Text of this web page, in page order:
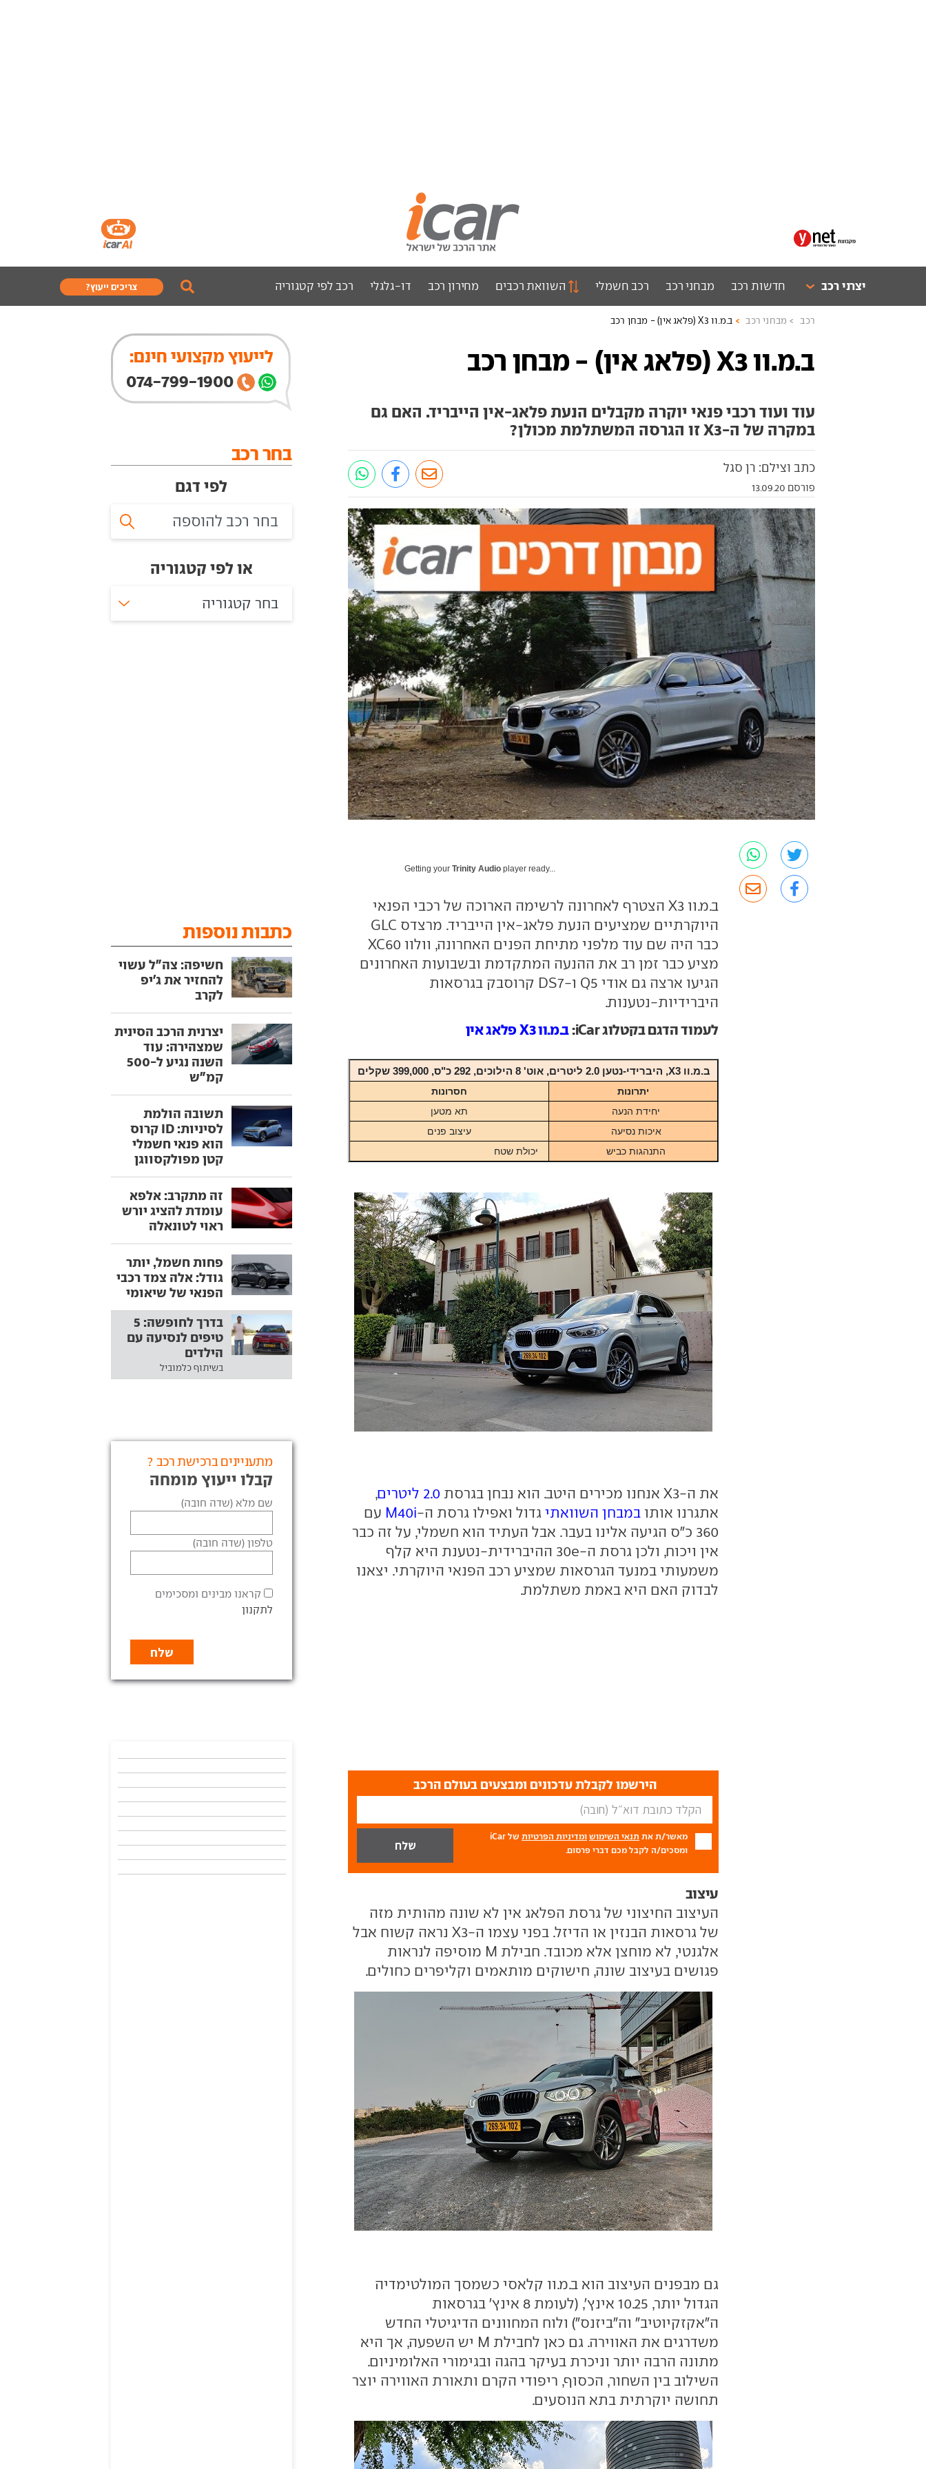
יצרני רכב חדשות רכב מבחני רכב רכב חשמלי השוואת רכבים מחירון רכב דו-גלגלי רכב לפי קטגוריה צריכים ייעוץ?
רכב מבחני רכב ב.מ.וו X3 (פלאג אין) - מבחן רכב
ב.מ.וו X3 (פלאג אין) - מבחן רכב
עוד ועוד רכבי פנאי יוקרה מקבלים הנעת פלאג-אין הייבריד. האם גם
במקרה של ה-X3 זו הגרסה המשתלמת מכולן?
כתב וצילם: רן סגל
פורסם 13.09.20
Getting yourTrinity Audio player ready...
ב.מ.וו X3 הצטרף לאחרונה לרשימה הארוכה של רכבי הפנאי
היוקרתיים שמציעים הנעת פלאג-אין הייבריד. מרצדס GLC
כבר היה שם עוד מלפני מתיחת הפנים האחרונה, וולוו XC60
מציע כבר זמן רב את ההנעה המתקדמת ובשבועות האחרונים
הגיעו ארצה גם אודי Q5 ו-DS7 קרוסבק בגרסאות
היברידיות-נטענות.
לעמוד הדגם בקטלוג iCar: ב.מ.וו X3 פלאג אין
ב.מ.וו X3, היברידי-נטען 2.0 ליטרים, אוט' 8 הילוכים, 292 כ"ס, 399,000 שקלים
יתרונות
חסרונות
יחידת הנעה
תא מטען
איכות נסיעה
עיצוב פנים
התנהגות כביש
יכולת שטח
את ה-X3 אנחנו מכירים היטב. הוא נבחן בגרסת 2.0 ליטרים
,
אתגרנו אותו במבחן השוואתי גדול ואפילו גרסת ה-M40i עם
360 כ"ס הגיעה אלינו בעבר. אבל העתיד הוא חשמלי, על זה כבר
אין ויכוח, ולכן גרסת ה-30e ההיברידית-נטענת היא קלף
משמעותי במנעד הגרסאות שמציע רכב הפנאי היוקרתי. יצאנו
לבדוק האם היא באמת משתלמת.
הירשמו לקבלת עדכונים ומבצעים בעולם הרכב
מאשר/ת את תנאי השימוש ומדיניות הפרטיות
של iCar
ומסכים/ה לקבל מכם דברי פרסום.
עיצוב
העיצוב החיצוני של גרסת הפלאג אין לא שונה מהותית מזה
של גרסאות הבנזין או הדיזל. בפני עצמו ה-X3 נראה קשוח אבל
אלגנטי, לא מוחצן אלא מכובד. חבילת M מוסיפה לנראות
פגושים בעיצוב שונה, חישוקים מותאמים וקליפרים כחולים.
גם מבפנים העיצוב הוא ב.מ.וו קלאסי כשמסך המולטימדיה
הגדול יותר, 10.25 אינץ', (לעומת 8 אינץ' בגרסאות
ה"אקזקיוטיב" וה"ביזנס") ולוח המחוונים הדיגיטלי החדש
משדרגים את האווירה. גם כאן לחבילת M יש השפעה, אך היא
מתונה הרבה יותר וניכרת בעיקר בהגה ובגימורי האלומיניום.
השילוב בין השחור, הכסוף, ריפודי הקרם ותאורת האווירה יוצר
תחושה יוקרתית בתא הנוסעים.
לייעוץ מקצועי חינם:
074-799-1900
בחר רכב
לפי דגם
או לפי קטגוריה
בחר קטגוריה
כתבות נוספות
חשיפה: צה"ל עשוי
להחזיר את ג'יפ
לקרב
יצרנית הרכב הסינית
שמצהירה: עוד
השנה נגיע ל-500
קמ"ש
תשובה הולמת
לסיניות: ID קרוס
הוא פנאי חשמלי
קטן מפולקסווגן
זה מתקרב: אלפא
עומדת להציג יורש
ראוי לטונאלה
פחות חשמל, יותר
גודל: אלה צמד רכבי
הפנאי של שיאומי
בדרך לחופשה: 5
טיפים לנסיעה עם
הילדים
בשיתוף כלמוביל
מתעניינים ברכישת רכב ?
קבלו ייעוץ מומחה
שם מלא (שדה חובה)
טלפון (שדה חובה)
קראנו מבינים ומסכימים
לתקנון